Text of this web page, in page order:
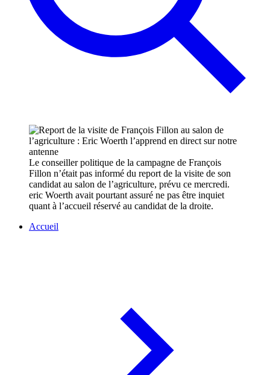
Le conseiller politique de la campagne de François
Fillon n’était pas informé du report de la visite de son
candidat au salon de l’agriculture, prévu ce mercredi.
eric Woerth avait pourtant assuré ne pas être inquiet
quant à l’accueil réservé au candidat de la droite.
Accueil